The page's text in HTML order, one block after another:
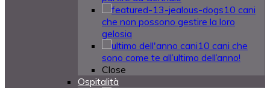
10 cani
che non possono gestire la loro
gelosia
10 cani che
sono come te all’ultimo dell’anno!
Close
Ospitalità